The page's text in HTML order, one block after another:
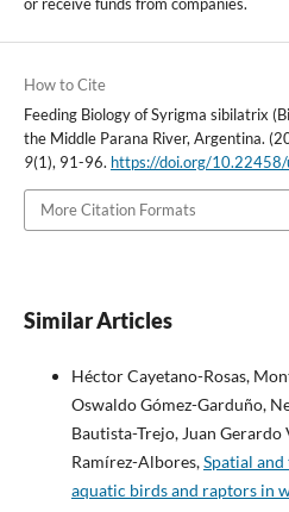
How to Cite
Feeding Biology of Syrigma sibilatrix
the Middle Parana River, Argentina.
9(1), 91-96. https://doi.org/
More Citation Formats
Similar Articles
Héctor Cayetano-Rosas,
Oswaldo Gómez-Garduño,
Bautista-Trejo, Juan
Ramírez-Albores,Spatial
aquatic birds and raptors in